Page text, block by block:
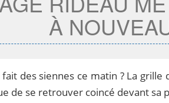
À
des siennes ce matin ? La
de se retrouver coincé devant